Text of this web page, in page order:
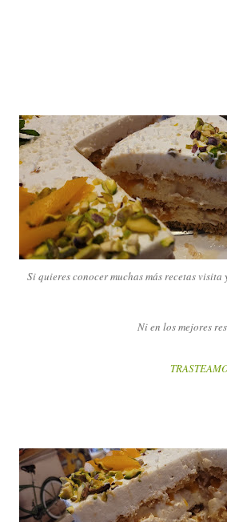
Si quieres conocer muchas más recetas
Ni en los mejores